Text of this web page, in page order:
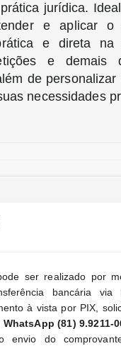
jurídica.
e aplicar o
e direta na
e demais
de
necessidades
ser realizado por
bancária via
à vista por PIX,
WhatsApp (81) 9.9211-
envio do